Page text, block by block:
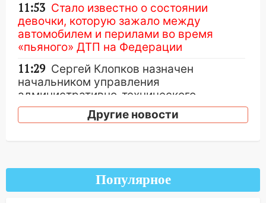
11:53 Стало известно о состоянии
девочки, которую зажало между
автомобилем и перилами во время
«пьяного» ДТП на Федерации
11:29 Сергей Клопков назначен
начальником управления
административно-технического
контроля администрации Ульяновска
11:05 12 человек погибли и 39 получили
ранения после атаки беспилотников на
Нижнекамск
Другие новости
Популярное